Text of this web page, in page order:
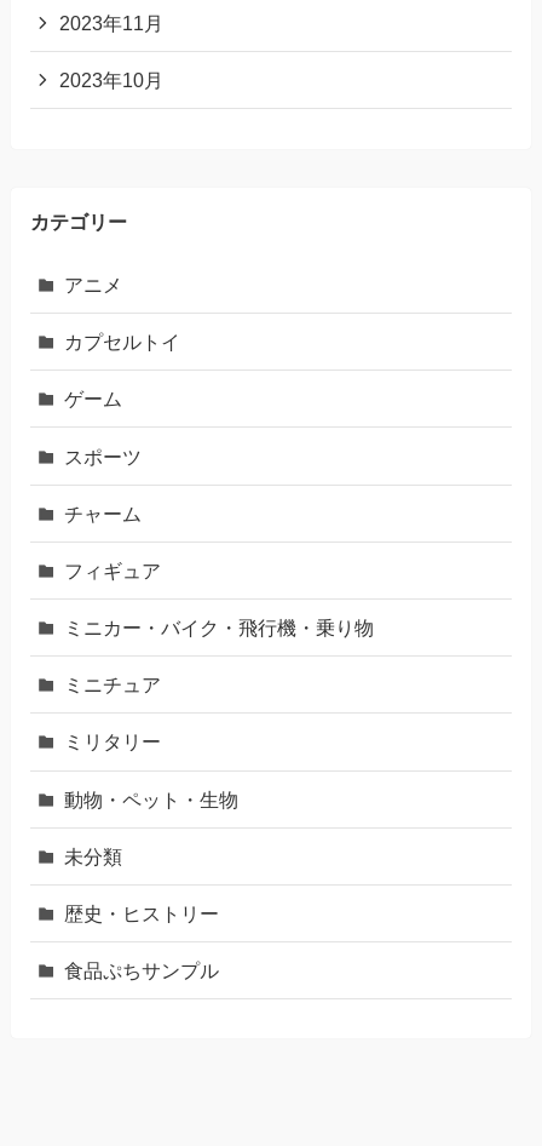
2023年11月
2023年10月
カテゴリー
アニメ
カプセルトイ
ゲーム
スポーツ
チャーム
フィギュア
ミニカー・バイク・飛行機・乗り物
ミニチュア
ミリタリー
動物・ペット・生物
未分類
歴史・ヒストリー
食品ぷちサンプル